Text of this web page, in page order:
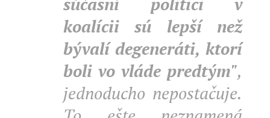
koalícii sú lepší než
bývalí degeneráti, ktorí
boli vo vláde predtým",
jednoducho nepostačuje.